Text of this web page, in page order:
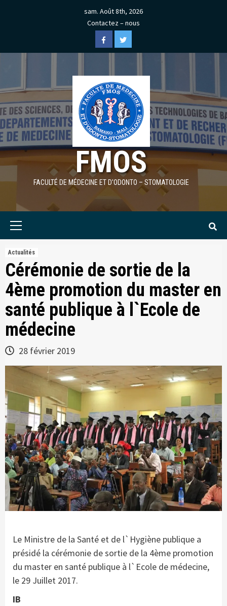
sam. Août 8th, 2026
Contactez – nous
FacebookTwitter
FMOS
FACULTÉ DE MÉDECINE ET D'ODONTO – STOMATOLOGIE
Actualités
Cérémonie de sortie de la
4ème promotion du master en
santé publique à l`Ecole de
médecine
28 février 2019
Le Ministre de la Santé et de l`Hygiène publique a
présidé la cérémonie de sortie de la 4ème promotion
du master en santé publique à l`Ecole de médecine,
le 29 Juillet 2017.
IB